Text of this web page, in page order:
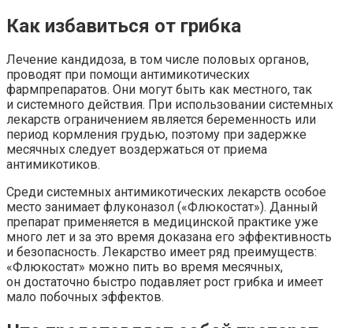
Как избавиться от грибка
Лечение кандидоза, в том числе половых органов,
проводят при помощи антимикотических
фармпрепаратов. Они могут быть как местного, так
и системного действия. При использовании системных
лекарств ограничением является беременность или
период кормления грудью, поэтому при задержке
месячных следует воздержаться от приема
антимикотиков.
Среди системных антимикотических лекарств особое
место занимает флуконазол («Флюкостат»). Данный
препарат применяется в медицинской практике уже
много лет и за это время доказана его эффективность
и безопасность. Лекарство имеет ряд преимуществ:
«Флюкостат» можно пить во время месячных,
он достаточно быстро подавляет рост грибка и имеет
мало побочных эффектов.